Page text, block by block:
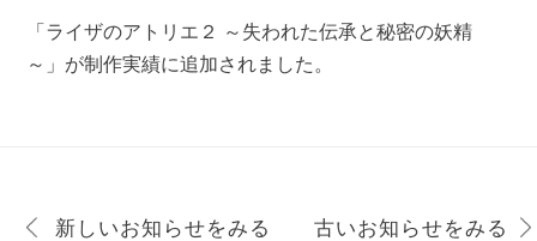
「ライザのアトリエ２ ～失われた伝承と秘密の妖精
～」が制作実績に追加されました。
新しいお知らせをみる 古いお知らせをみる